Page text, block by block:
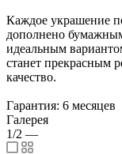
Каждое украшение
дополнено
идеальным
станет прекрасным
качество.
Гарантия: 6 месяцев
Галерея
1/2 —